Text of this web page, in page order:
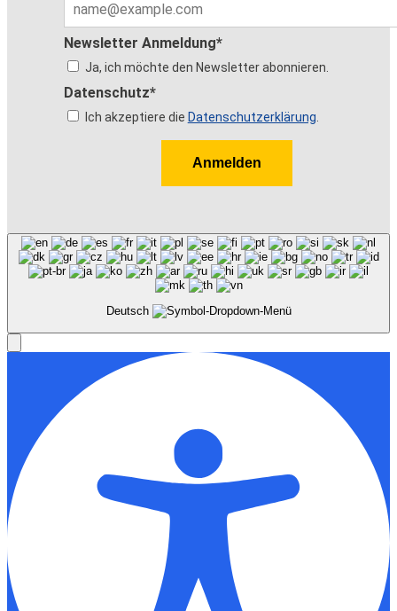
Newsletter Anmeldung*
Ja, ich möchte den Newsletter abonnieren.
Datenschutz*
Ich akzeptiere die Datenschutzerklärung.
Anmelden
Deutsch